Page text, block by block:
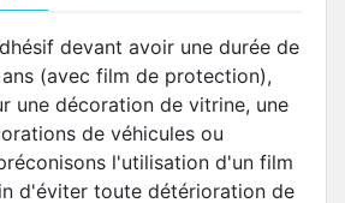
devant avoir une durée de
(avec film de protection),
une décoration de vitrine, une
de véhicules ou
l'utilisation d'un film
d'éviter toute détérioration de